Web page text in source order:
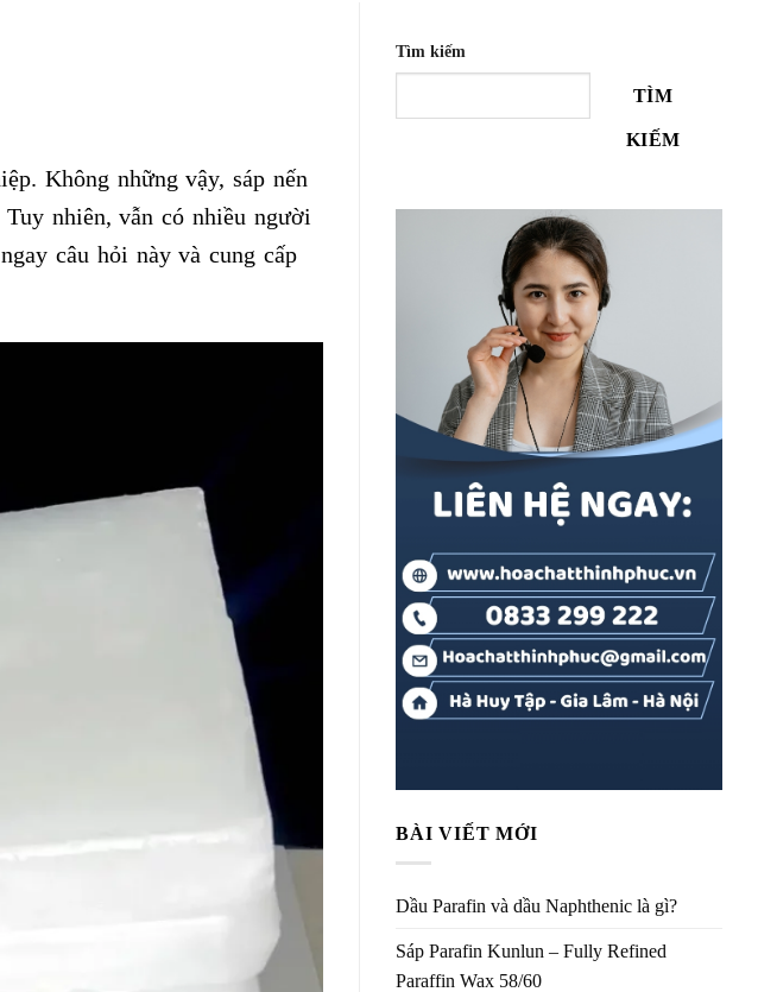
Không những vậy, sáp nến
nhiên, vẫn có nhiều người
câu hỏi này và cung cấp
Tìm kiếm
TÌM
KIẾM
BÀI VIẾT MỚI
Dầu Parafin và dầu Naphthenic là gì?
Sáp Parafin Kunlun – Fully Refined
Paraffin Wax 58/60